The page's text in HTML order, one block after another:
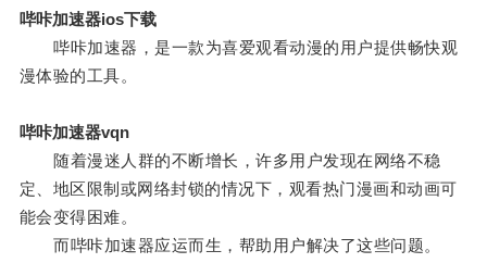
哔咔加速器ios下载
哔咔加速器，是一款为喜爱观看动漫的用户提供畅快观
漫体验的工具。
哔咔加速器vqn
随着漫迷人群的不断增长，许多用户发现在网络不稳
定、地区限制或网络封锁的情况下，观看热门漫画和动画可
能会变得困难。
而哔咔加速器应运而生，帮助用户解决了这些问题。